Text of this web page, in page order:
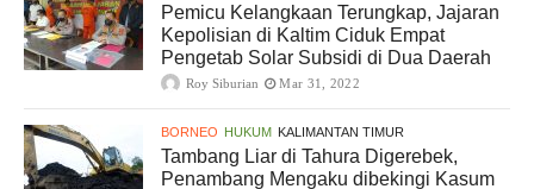
Pemicu Kelangkaan Terungkap, Jajaran
Kepolisian di Kaltim Ciduk Empat
Pengetab Solar Subsidi di Dua Daerah
Roy Siburian Mar 31, 2022
BORNEO HUKUM KALIMANTAN TIMUR
Tambang Liar di Tahura Digerebek,
Penambang Mengaku dibekingi Kasum